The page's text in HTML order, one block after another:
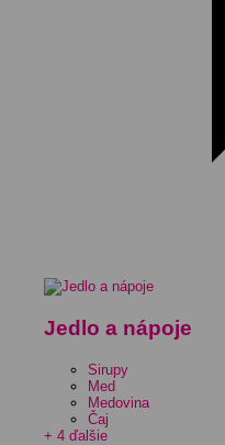
Jedlo a nápoje
Sirupy
Med
Medovina
Čaj
+ 4 ďalšie